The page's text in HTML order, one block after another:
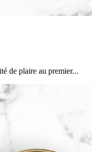
de plaire au premier...